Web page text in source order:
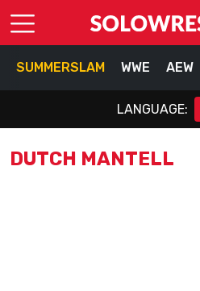
SUMMERSLAM WWE AEW
LANGUAGE:
DUTCH MANTELL